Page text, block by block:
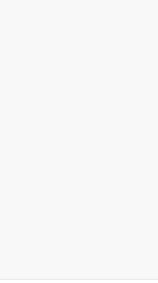
jeder Angelegenheit “uff
finden Sie hier ebenso
geht der Blick etwas weiter